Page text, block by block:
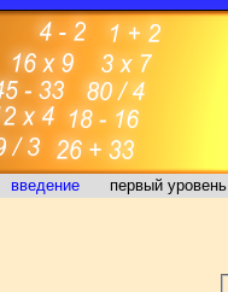
введение первый уровень